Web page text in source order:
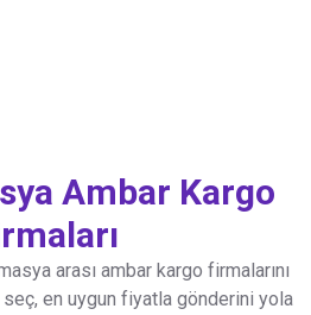
Ambar Kargo
arası ambar kargo firmalarını
seç, en uygun fiyatla gönderini yola